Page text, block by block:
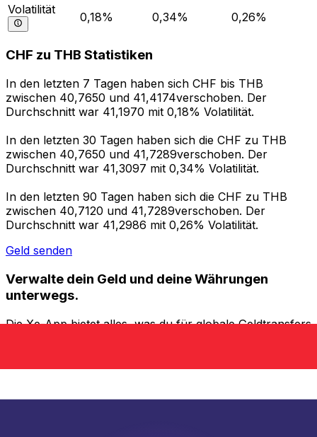
Volatilität
0,18% 0,34% 0,26%
CHF zu THB Statistiken
In den letzten 7 Tagen haben sich CHF bis THB
zwischen 40,7650 und 41,4174verschoben. Der
Durchschnitt war 41,1970 mit 0,18% Volatilität.
In den letzten 30 Tagen haben sich die CHF zu THB
zwischen 40,7650 und 41,7289verschoben. Der
Durchschnitt war 41,3097 mit 0,34% Volatilität.
In den letzten 90 Tagen haben sich die CHF zu THB
zwischen 40,7120 und 41,7289verschoben. Der
Durchschnitt war 41,2986 mit 0,26% Volatilität.
Geld senden
Verwalte dein Geld und deine Währungen
unterwegs.
Die Xe-App bietet alles, was du für globale Geldtransfers
Geld ins Ausland überweisen, ohne versteckte